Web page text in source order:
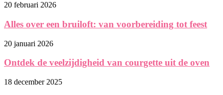
20 februari 2026
Alles over een bruiloft: van voorbereiding tot feest
20 januari 2026
Ontdek de veelzijdigheid van courgette uit de oven
18 december 2025